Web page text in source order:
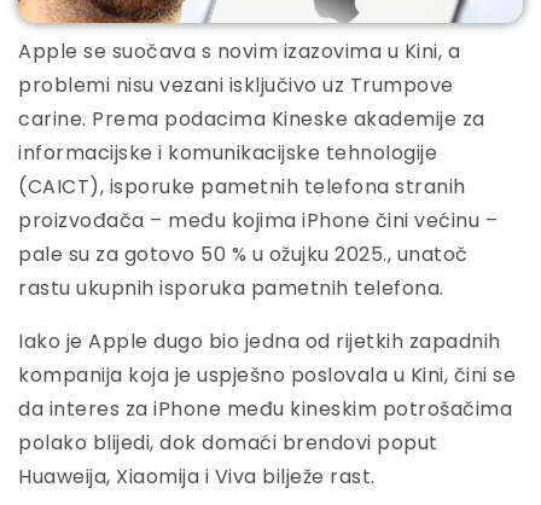
Apple se suočava s novim izazovima u Kini, a
problemi nisu vezani isključivo uz Trumpove
carine. Prema podacima Kineske akademije za
informacijske i komunikacijske tehnologije
(CAICT), isporuke pametnih telefona stranih
proizvođača – među kojima iPhone čini većinu –
pale su za gotovo 50 % u ožujku 2025., unatoč
rastu ukupnih isporuka pametnih telefona.
Iako je Apple dugo bio jedna od rijetkih zapadnih
kompanija koja je uspješno poslovala u Kini, čini se
da interes za iPhone među kineskim potrošačima
polako blijedi, dok domaći brendovi poput
Huaweija, Xiaomija i Viva bilježe rast.